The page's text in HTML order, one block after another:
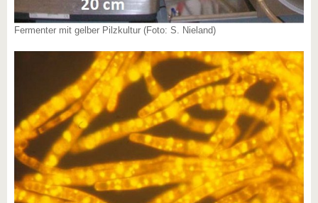
Fermenter mit gelber Pilzkultur (Foto: S. Nieland)